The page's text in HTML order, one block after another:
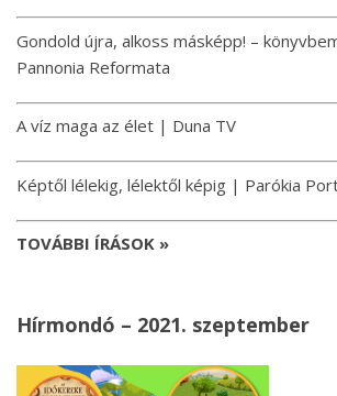
Gondold újra, alkoss másképp! –
Pannonia Reformata
A víz maga az élet | Duna TV
Képtől lélekig, lélektől képig | Parókia
TOVÁBBI ÍRÁSOK »
Hírmondó – 2021. szeptember